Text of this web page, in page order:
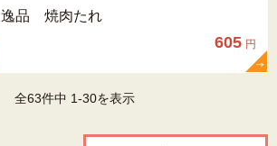
逸品 焼肉たれ
605 円
全63件中 1-30を表示